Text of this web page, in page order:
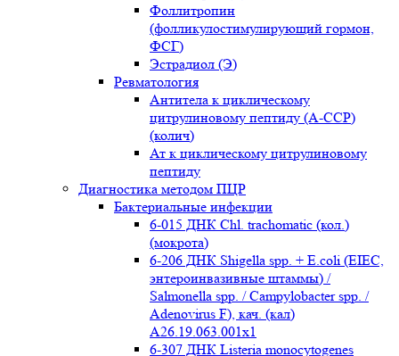
Фоллитропин
(фолликулостимулирующий гормон,
ФСГ)
Эстрадиол (Э)
Ревматология
Антитела к циклическому
цитрулиновому пептиду (A-ССР)
(колич)
Ат к циклическому цитрулиновому
пептиду
Диагностика методом ПЦР
Бактериальные инфекции
6-015 ДНК Chl. trachomatic (кол.)
(мокрота)
6-206 ДНК Shigella spp. + E.coli (EIEC,
энтероинвазивные штаммы) /
Salmonella spp. / Campylobacter spp. /
Adenovirus F), кач. (кал)
A26.19.063.001x1
6-307 ДНК Listeria monocytogenes